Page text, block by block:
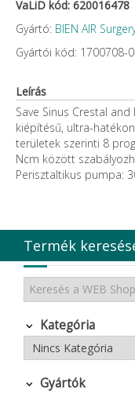
VaLiD kód: 620016478
Gyártó: BIEN AIR
Gyártói kód: 1700708-
Leírás
Save Sinus Crestal
kiépítésű, ultra-
területek szerinti 8
Ncm között
Perisztaltikus pumpa:
Termék
Kategória
Gyártók